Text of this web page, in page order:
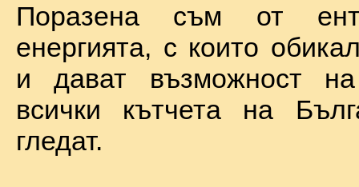
Поразена съм от
енергията, с които
и дават възможност
всички кътчета на
гледат.